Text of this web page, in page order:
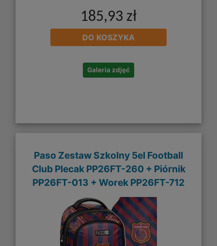
185,93 zł
DO KOSZYKA
Galeria zdjęć
Paso Zestaw Szkolny 5el Football
Club Plecak PP26FT-260 + Piórnik
PP26FT-013 + Worek PP26FT-712